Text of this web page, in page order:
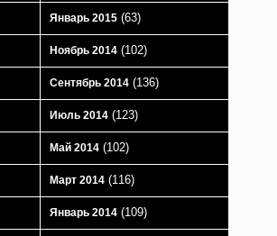
Январь 2015(63)
Ноябрь 2014(102)
Сентябрь 2014(136)
Июль 2014(123)
Май 2014(102)
Март 2014(116)
Январь 2014(109)